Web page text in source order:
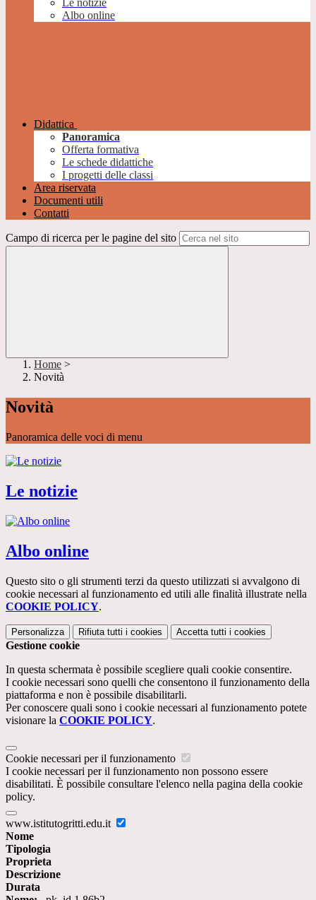
Le notizie
Albo online
Didattica
Panoramica
Offerta formativa
Le schede didattiche
I progetti delle classi
Area riservata
Documenti utili
Contatti
Campo di ricerca per le pagine del sito
Home >
Novità
Novità
Panoramica delle voci di menu
Le notizie
Albo online
Questo sito o gli strumenti terzi da questo utilizzati si avvalgono di
cookie necessari al funzionamento ed utili alle finalità illustrate nella
COOKIE POLICY.
Personalizza Rifiuta tutti i cookies Accetta tutti i cookies
Gestione cookie
In questa schermata è possibile scegliere quali cookie consentire.
I cookie necessari sono quelli che consentono il funzionamento della
piattaforma e non è possibile disabilitarli.
Per conoscere quali sono i cookie necessari al funzionamento potete
visionare la COOKIE POLICY.
Cookie necessari per il funzionamento
I cookie necessari per il funzionamento non possono essere
disabilitati. È possibile consultare l'elenco nella pagina della cookie
policy.
www.istitutogritti.edu.it
Nome
Tipologia
Proprieta
Descrizione
Durata